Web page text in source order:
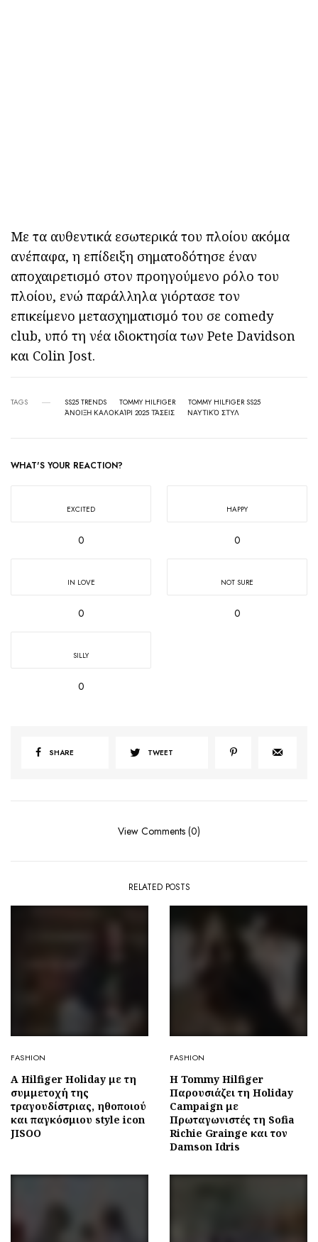
Με τα αυθεντικά εσωτερικά του πλοίου ακόμα
ανέπαφα, η επίδειξη σηματοδότησε έναν
αποχαιρετισμό στον προηγούμενο ρόλο του
πλοίου, ενώ παράλληλα γιόρτασε τον
επικείμενο μετασχηματισμό του σε comedy
club, υπό τη νέα ιδιοκτησία των Pete Davidson
και Colin Jost.
TAGS SS25 TRENDS TOMMY HILFIGER
TOMMY HILFIGER SS25
ΆΝΟΙΞΗ ΚΑΛΟΚΑΊΡΙ 2025 ΤΆΣΕΙΣ
ΝΑΥΤΙΚΌ ΣΤΥΛ
WHAT'S YOUR REACTION?
EXCITED
0
HAPPY
0
IN LOVE
0
NOT SURE
0
SILLY
0
SHARE TWEET
View Comments (0)
RELATED POSTS
FASHION
A Hilfiger Holiday με τη
συμμετοχή της
τραγουδίστριας, ηθοποιού
και παγκόσμιου style icon
JISOO
FASHION
Η Tommy Hilfiger
Παρουσιάζει τη Holiday
Campaign με
Πρωταγωνιστές τη Sofia
Richie Grainge και τον
Damson Idris